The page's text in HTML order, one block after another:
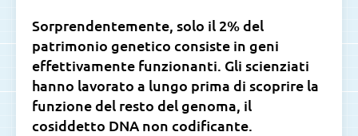
Sorprendentemente, solo il 2% del
patrimonio genetico consiste in geni
effettivamente funzionanti. Gli scienziati
hanno lavorato a lungo prima di scoprire la
funzione del resto del genoma, il
cosiddetto DNA non codificante.